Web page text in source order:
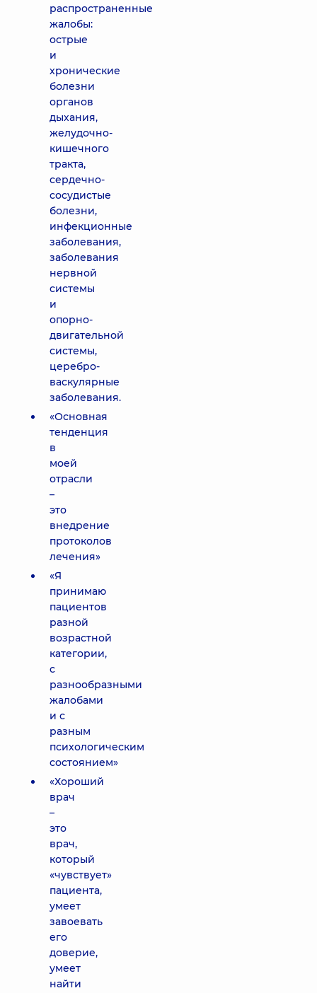
распространенные
жалобы:
острые
и
хронические
болезни
органов
дыхания,
желудочно-
кишечного
тракта,
сердечно-
сосудистые
болезни,
инфекционные
заболевания,
заболевания
нервной
системы
и
опорно-
двигательной
системы,
церебро-
васкулярные
заболевания.
«Основная
тенденция
в
моей
отрасли
–
это
внедрение
протоколов
лечения»
«Я
принимаю
пациентов
разной
возрастной
категории,
с
разнообразными
жалобами
и с
разным
психологическим
состоянием»
«Хороший
врач
–
это
врач,
который
«чувствует»
пациента,
умеет
завоевать
его
доверие,
умеет
найти